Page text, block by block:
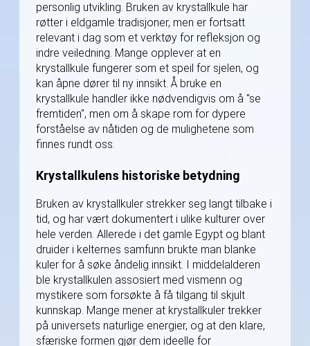
personlig utvikling. Bruken av krystallkule har
røtter i eldgamle tradisjoner, men er fortsatt
relevant i dag som et verktøy for refleksjon og
indre veiledning. Mange opplever at en
krystallkule fungerer som et speil for sjelen, og
kan åpne dører til ny innsikt. Å bruke en
krystallkule handler ikke nødvendigvis om å "se
fremtiden", men om å skape rom for dypere
forståelse av nåtiden og de mulighetene som
finnes rundt oss.
Krystallkulens historiske betydning
Bruken av krystallkuler strekker seg langt tilbake i
tid, og har vært dokumentert i ulike kulturer over
hele verden. Allerede i det gamle Egypt og blant
druider i kelternes samfunn brukte man blanke
kuler for å søke åndelig innsikt. I middelalderen
ble krystallkulen assosiert med vismenn og
mystikere som forsøkte å få tilgang til skjult
kunnskap. Mange mener at krystallkuler trekker
på universets naturlige energier, og at den klare,
sfæriske formen gjør dem ideelle for